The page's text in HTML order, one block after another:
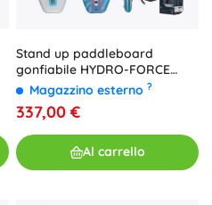
Stand up paddleboard
gonfiabile HYDRO-FORCE
OCEANA 2-in-1 con sedile 305
× 84 × 15 cm
Magazzino esterno ?
337,00 €
Al carrello